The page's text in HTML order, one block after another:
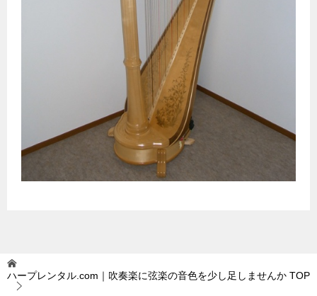
ハープレンタル.com｜吹奏楽に弦楽の音色を少し足しませんか TOP